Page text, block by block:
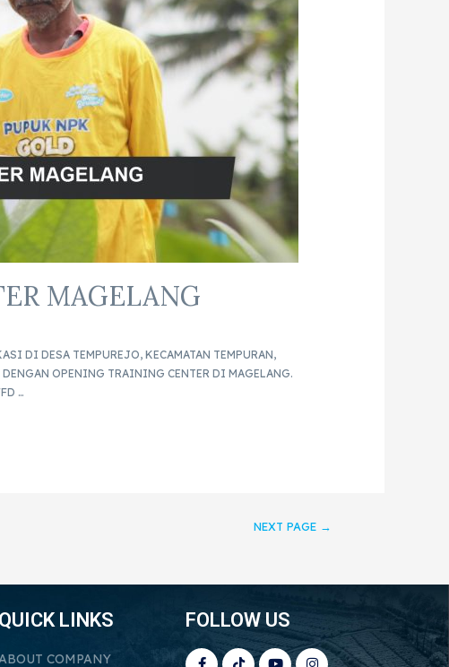
MAGELANG
DI DESA TEMPUREJO, KECAMATAN TEMPURAN,
OPENING TRAINING CENTER DI MAGELANG.
…
NEXT PAGE →
QUICK LINKS
COMPANY
FOLLOW US